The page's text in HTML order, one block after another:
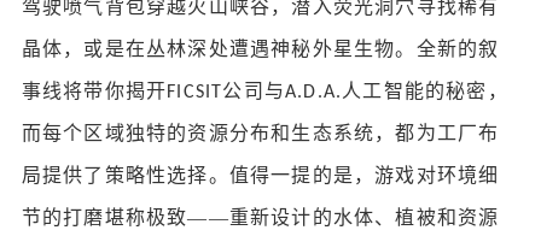
驾驶喷气背包穿越火山峡谷，潜入荧光洞穴寻找稀有
晶体，或是在丛林深处遭遇神秘外星生物。全新的叙
事线将带你揭开FICSIT 公司与A.D.A. 人工智能的秘密，
而每个区域独特的资源分布和生态系统，都为工厂布
局提供了策略性选择。值得一提的是，游戏对环境细
节的打磨堪称极致——重新设计的水体、植被和资源